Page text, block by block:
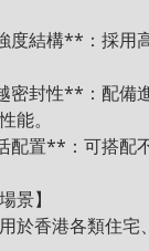
度結構**：採用
密封性**：配備
能。
配置**：可搭配
景】
於香港各類住宅